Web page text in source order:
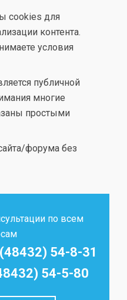
cookies для
контента.
условия
публичной
многие
простыми
форума без
по всем
54-8-31
54-5-80